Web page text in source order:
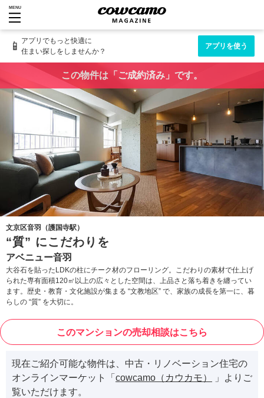
MENU
📱 アプリでもっと快適に
住まい探しをしませんか？
アプリを使う
この物件は「ご成約済み」です。
文京区音羽（護国寺駅）
“質” にこだわりを
アベニュー音羽
大谷石を貼ったLDKの柱にチーク材のフローリング。こだわりの素材で仕上げ
られた専有面積120㎡以上の広々とした空間は、上品さと落ち着きを纏ってい
ます。歴史・教育・文化施設が集まる “文教地区” で、家族の成長を第一に、暮
らしの “質” を大切に。
このマンションの売却相談はこちら
現在ご紹介可能な物件は、中古・リノベーション住宅の
オンラインマーケット「 cowcamo（カウカモ）
」よりご
覧いただけます。